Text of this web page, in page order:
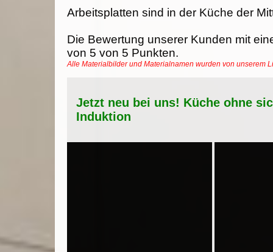
Arbeitsplatten sind in der Küche der
Die Bewertung unserer Kunden mit
von 5 von 5 Punkten.
Alle Materialbilder und Materialnamen wurden von unserem
Jetzt neu bei uns! Küche ohne
Induktion